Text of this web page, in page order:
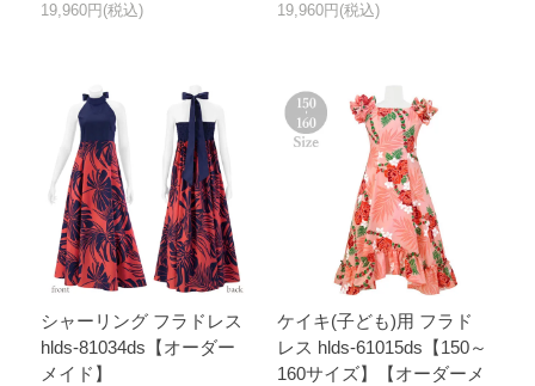
19,960円(税込) 19,960円(税込)
シャーリング フラドレス
hlds-81034ds【オーダー
メイド】
ケイキ(子ども)用 フラド
レス hlds-61015ds【150～
160サイズ】【オーダーメ